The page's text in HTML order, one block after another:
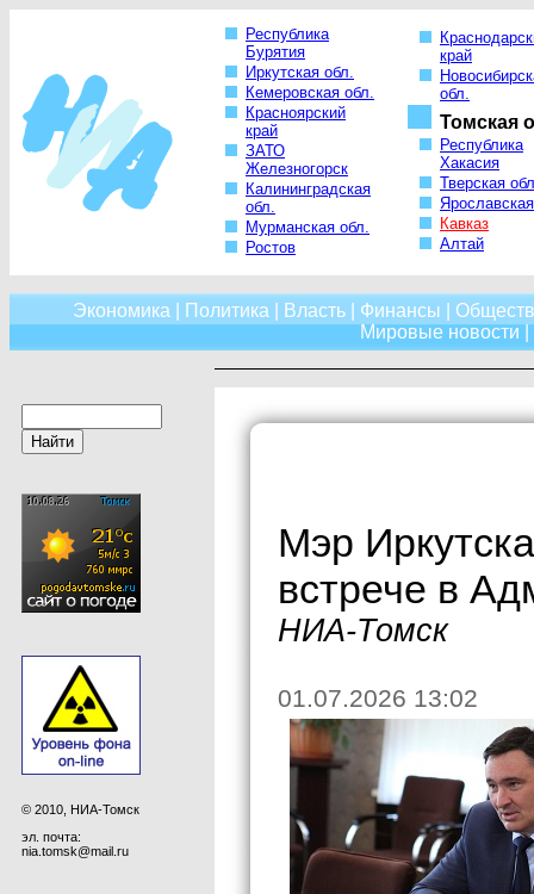
Республика
Бурятия
Иркутская обл.
Кемеровская обл.
Красноярский
край
ЗАТО
Железногорск
Калининградская
обл.
Мурманская обл.
Ростов
край
обл.
Томская
Республика
Хакасия
Тверская
Кавказ
Алтай
Экономика Политика Власть| Финансы
Мировые новости
© 2010, НИА-Томск
эл. почта:
nia.tomsk@mail.ru
Мэр
встрече в
НИА-Томск
01.07.2026 13:02